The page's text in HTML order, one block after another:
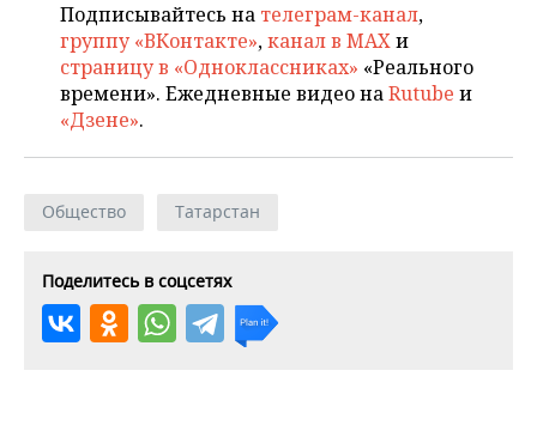
Подписывайтесь на телеграм-канал,
группу «ВКонтакте»,канал в MAXи
страницу в «Одноклассниках» «Реального
времени». Ежедневные видео наRutube и
«Дзене».
Общество Татарстан
Поделитесь в соцсетях